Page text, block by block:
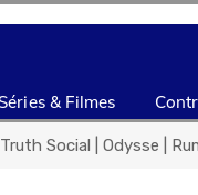
& Filmes
Social | Odysse |